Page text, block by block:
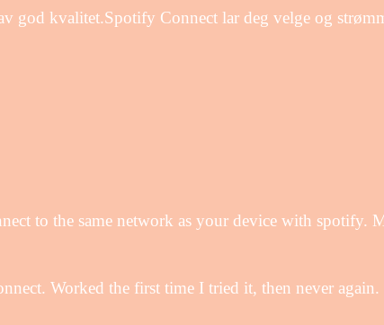
god kvalitet.Spotify Connect lar deg velge og
to the same network as your device with spotify.
Worked the first time I tried it, then never again.